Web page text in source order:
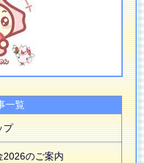
一覧
プ
2026のご案内